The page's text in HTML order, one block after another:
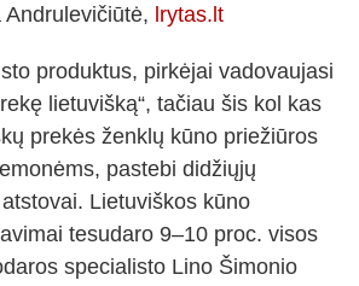
lrytas.lt
produktus, pirkėjai vadovaujasi
lietuvišką“, tačiau šis kol kas
prekės ženklų kūno priežiūros
pastebi didžiųjų
Lietuviškos kūno
tesudaro 9–10 proc. visos
specialisto Lino Šimonio